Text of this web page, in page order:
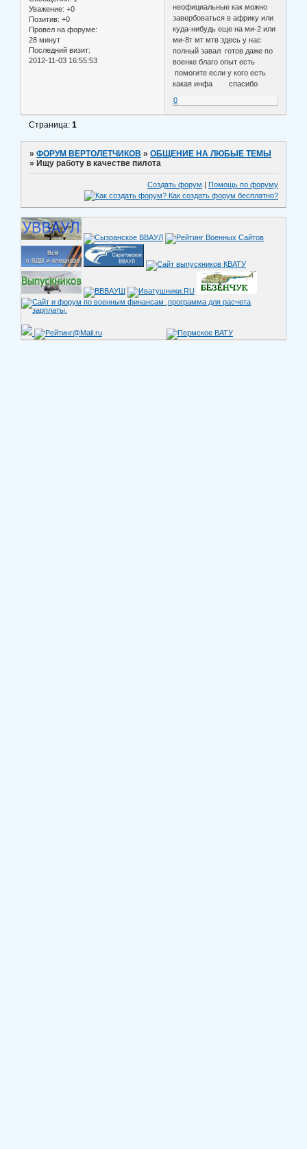
Уважение: +0
Позитив: +0
Провел на форуме:
28 минут
Последний визит:
2012-11-03 16:55:53
неофициальные как можно
завербоваться в африку или
куда-нибудь еще на ми-2 или
ми-8т мт мтв здесь у нас
полный завал готов даже по
военке благо опыт есть
помогите если у кого есть
какая инфа спасибо
0
Страница:1
»ФОРУМ ВЕРТОЛЕТЧИКОВ »ОБЩЕНИЕ НА ЛЮБЫЕ ТЕМЫ
»Ищу работу в качестве пилота
Создать форум | Помощь по форуму